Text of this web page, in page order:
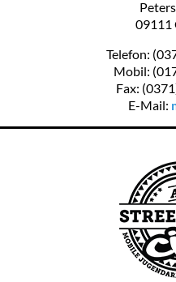
09111
Telefon:
Mobil:
Fax:
E-Mail: